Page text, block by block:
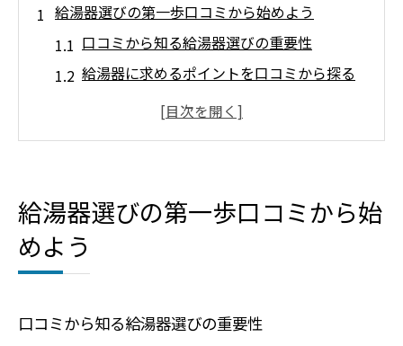
給湯器選びの第一歩口コミから始めよう
口コミから知る給湯器選びの重要性
給湯器に求めるポイントを口コミから探る
ユーザー口コミを比較して選ぶ給湯器
ト
給湯器選びに役立つ口コミの読み方
ユーザーの声が示す給湯器の選び方
給湯器選びの第一歩口コミから始
めよう
口コミから知る給湯器選びの重要性